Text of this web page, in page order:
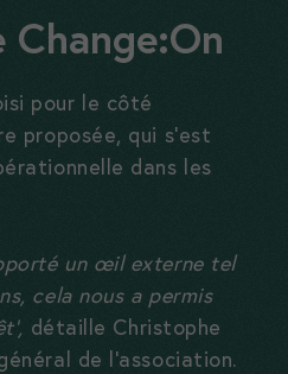
pour le côté
proposée, qui s’est
dans les
un œil externe tel
cela nous a permis
détaille Christophe
de l’association.